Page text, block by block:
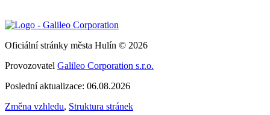
Oficiální stránky města Hulín © 2026
Provozovatel Galileo Corporation s.r.o.
Poslední aktualizace: 06.08.2026
Změna vzhledu, Struktura stránek